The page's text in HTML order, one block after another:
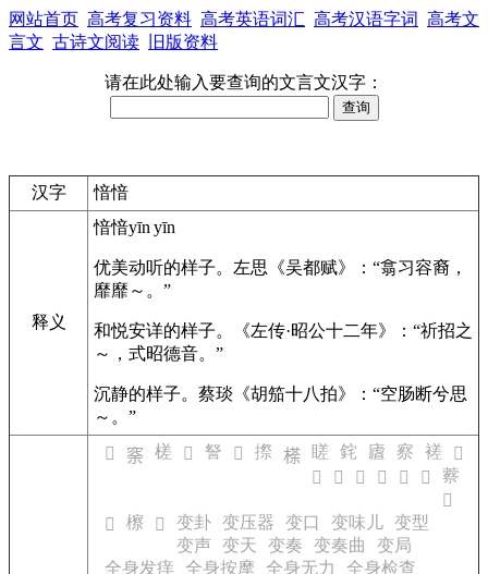
网站首页 高考复习资料 高考英语词汇 高考汉语字词 高考文
言文 古诗文阅读 旧版资料
请在此处输入要查询的文言文汉字：
汉字 愔愔
释义
愔愔yīn yīn
优美动听的样子。 左思《吴都赋》：“翕习容裔，
靡靡～。”
和悦安详的样子。
《左传·昭公十二年》：“祈招之
～，式昭德音。”
沉静的样子。 蔡琰《胡笳十八拍》：“空肠断兮思
～。”
𤶠 𥥸 槎 𦛝 詧 𨼑 摖 𣘻 䁟 䤩 㢒 察 褨
𣘤
𠽹
𦑪 𨧯 𦠏 𦑣 𨃓
䕓
𢣼
𧝯
檫 𣞚 变卦 变压器 变口 变味儿 变型
变声
变天 变奏 变奏曲
变局
全身发痒 全身按摩 全身无力
全身检查